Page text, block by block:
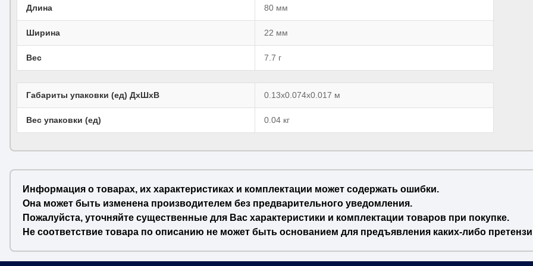
Длина 80 мм
Ширина 22 мм
Вес 7.7 г
Габариты упаковки (ед) ДхШхВ 0.13x0.074x0.017 м
Вес упаковки (ед) 0.04 кг
Информация о товарах, их характеристиках и комплектации может содержать ошибки.
Она может быть изменена производителем без предварительного уведомления.
Пожалуйста, уточняйте существенные для Вас характеристики и комплектации товаров при покупке.
Не соответствие товара по описанию не может быть основанием для предъявления каких-либо